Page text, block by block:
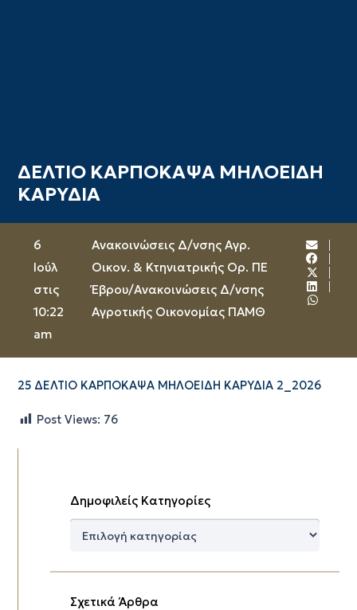
ΔΕΛΤΙΟ ΚΑΡΠΟΚΑΨΑ ΜΗΛΟΕΙΔΗ
ΚΑΡΥΔΙΑ
6
Ιούλ
στις
10:22
am
Ανακοινώσεις Δ/νσης Αγρ.
Οικον. & Κτηνιατρικής Ορ. ΠΕ
Έβρου/Ανακοινώσεις Δ/νσης
Αγροτικής Οικονομίας ΠΑΜΘ
25 ΔΕΛΤΙΟ ΚΑΡΠΟΚΑΨΑ ΜΗΛΟΕΙΔΗ ΚΑΡΥΔΙΑ 2_2026
Post Views: 76
Δημοφιλείς Κατηγορίες
Δημοφιλείς
Σχετικά Άρθρα